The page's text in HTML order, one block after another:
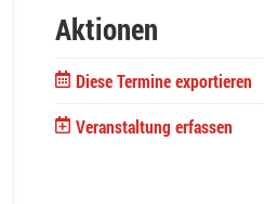
Aktionen
Diese Termine exportieren
Veranstaltung erfassen